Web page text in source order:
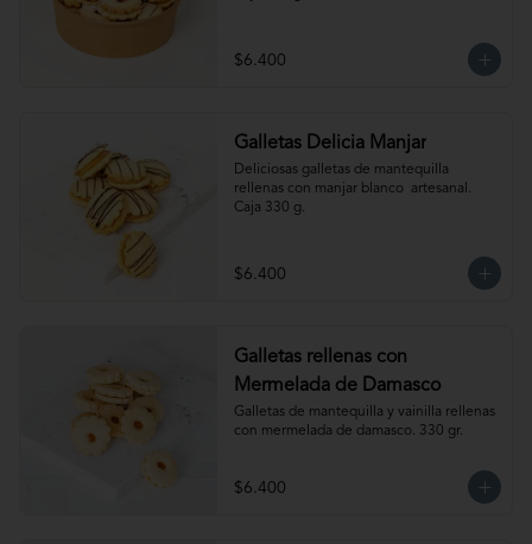
$6.400
Galletas Delicia Manjar
Deliciosas galletas de mantequilla
rellenas con manjar blanco  artesanal.
Caja 330 g.
$6.400
Galletas rellenas con
Mermelada de Damasco
Galletas de mantequilla y vainilla rellenas
con mermelada de damasco. 330 gr.
$6.400